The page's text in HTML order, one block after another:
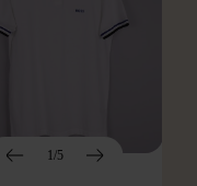
1/5